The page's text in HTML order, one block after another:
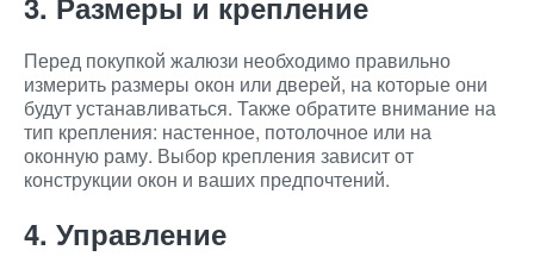
Перед покупкой жалюзи необходимо правильно
измерить размеры окон или дверей, на которые они
будут устанавливаться. Также обратите внимание на
тип крепления: настенное, потолочное или на
оконную раму. Выбор крепления зависит от
конструкции окон и ваших предпочтений.
4. Управление